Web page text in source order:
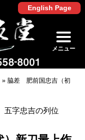
English Page
メニュー
» 脇差 肥前国忠吉（初
五字忠吉の列位